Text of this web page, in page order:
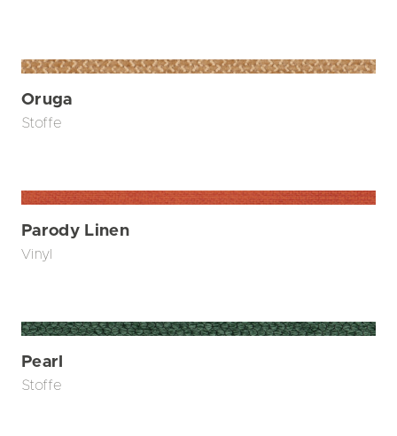
Oruga
Stoffe
Parody Linen
Vinyl
Pearl
Stoffe